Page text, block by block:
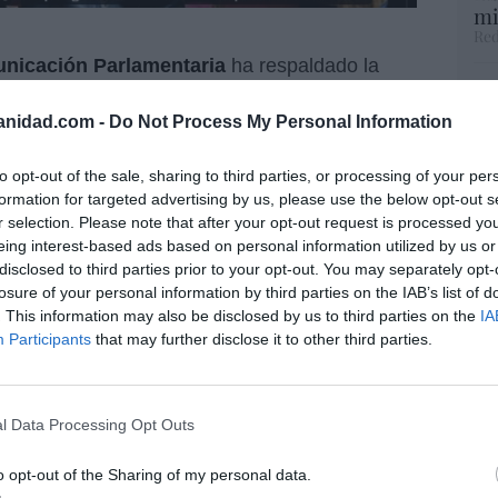
- Do Not Process My Personal Information
opt-out of the sale, sharing to third parties, or processing of your
for targeted advertising by us, please use the below opt-out
selection. Please note that after your opt-out request is processed
interest-based ads based on personal information utilized by us
to third parties prior to your opt-out. You may separately
of your personal information by third parties on the IAB’s list of
This information may also be disclosed by us to third parties on the
Participants that may further disclose it to other third parties.
Data Processing Opt Outs
opt-out of the Sharing of my personal data.
Parlamentaria ha respaldado la
denunciadas “
decoro de la Cámara y perjudicar el trabajo
losperiodistas parlamentarios,
un periodista siempre es el poder, por
tan novedoso, tan curioso, que induce a
libertad prensa de toda la etapa
un compañero?
prensa. Vito Quiles y Bertrand Ndongo,
graves" y valora quitarles su